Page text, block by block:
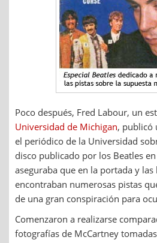
Poco después, Fred Labour, un
Universidad de Michigan, publicó
el periódico de la Universidad
disco publicado por los Beatles
aseguraba que en la portada y las
encontraban numerosas pistas
de una gran conspiración para
Comenzaron a realizarse
fotografías de McCartney